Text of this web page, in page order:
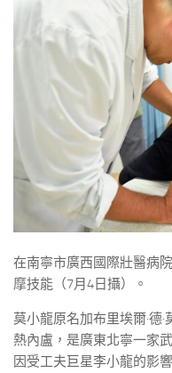
在南寧市廣西國際壯醫病
摩技能（7月4日攝）。
莫小龍原名加布里埃爾·德
熱內盧，是廣東北寧一家
因受工夫巨星李小龍的影